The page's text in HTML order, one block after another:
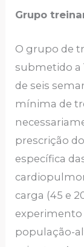
Grupo
O grupo de
submetido a
de seis
mínima de
prescrição
específica
carga (45 e
experimento
população-